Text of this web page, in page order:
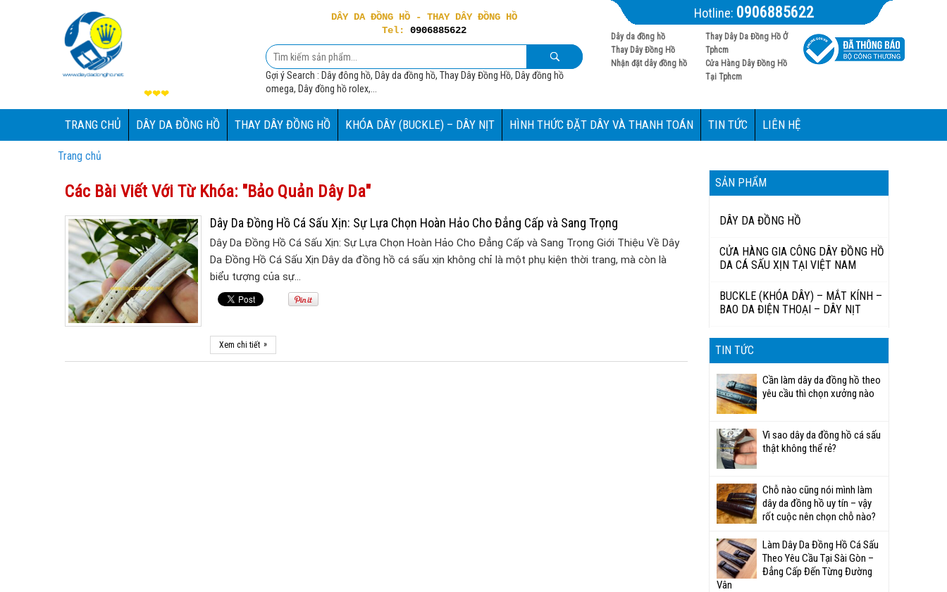
❤❤❤
DÂY DA ĐỒNG HỒ - THAY DÂY ĐỒNG HỒ
Tel: 0906885622
Gợi ý Search : Dây đông hồ, Dây da đồng hồ, Thay Dây Đồng Hồ, Dây đồng hồ
omega, Dây đồng hồ rolex,...
Hotline: 0906885622
Dây da đồng hồ
Thay Dây Đồng Hồ
Nhận đặt dây đồng hồ
Thay Dây Da Đồng Hồ Ở
Tphcm
Cửa Hàng Dây Đồng Hồ
Tại Tphcm
TRANG CHỦ DÂY DA ĐỒNG HỒ THAY DÂY ĐỒNG HỒ KHÓA DÂY (BUCKLE) – DÂY NỊT HÌNH THỨC ĐẶT DÂY VÀ THANH TOÁN TIN TỨC LIÊN HỆ
Trang chủ
Các Bài Viết Với Từ Khóa: "Bảo Quản Dây Da"
Dây Da Đồng Hồ Cá Sấu Xịn: Sự Lựa Chọn Hoàn Hảo Cho Đẳng Cấp và Sang Trọng
Dây Da Đồng Hồ Cá Sấu Xịn: Sự Lựa Chọn Hoàn Hảo Cho Đẳng Cấp và Sang Trọng Giới Thiệu Về Dây
Da Đồng Hồ Cá Sấu Xịn Dây da đồng hồ cá sấu xịn không chỉ là một phụ kiện thời trang, mà còn là
biểu tượng của sự…
Xem chi tiết »
SẢN PHẨM
DÂY DA ĐỒNG HỒ
CỬA HÀNG GIA CÔNG DÂY ĐỒNG HỒ
DA CÁ SẤU XỊN TẠI VIỆT NAM
BUCKLE (KHÓA DÂY) – MẮT KÍNH –
BAO DA ĐIỆN THOẠI – DÂY NỊT
TIN TỨC
Cần làm dây da đồng hồ theo
yêu cầu thì chọn xưởng nào
Vì sao dây da đồng hồ cá sấu
thật không thể rẻ?
Chỗ nào cũng nói mình làm
dây da đồng hồ uy tín – vậy
rốt cuộc nên chọn chỗ nào?
Làm Dây Da Đồng Hồ Cá Sấu
Theo Yêu Cầu Tại Sài Gòn –
Đẳng Cấp Đến Từng Đường
Vân